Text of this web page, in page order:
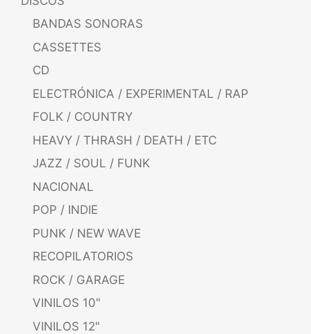
BANDAS SONORAS
CASSETTES
CD
ELECTRÓNICA / EXPERIMENTAL / RAP
FOLK / COUNTRY
HEAVY / THRASH / DEATH / ETC
JAZZ / SOUL / FUNK
NACIONAL
POP / INDIE
PUNK / NEW WAVE
RECOPILATORIOS
ROCK / GARAGE
VINILOS 10"
VINILOS 12"